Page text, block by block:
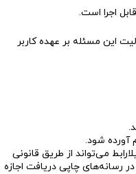
این مسئله بر عهده کاربر
آورده شود.
می‌تواند از طریق قانونی
رسانه‌های چاپی دریافت اجازه